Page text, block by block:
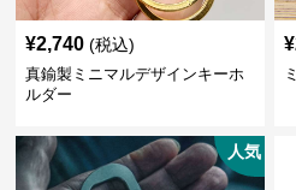
¥2,740 (税込)
真鍮製ミニマルデザインキーホ
ルダー
¥
人気